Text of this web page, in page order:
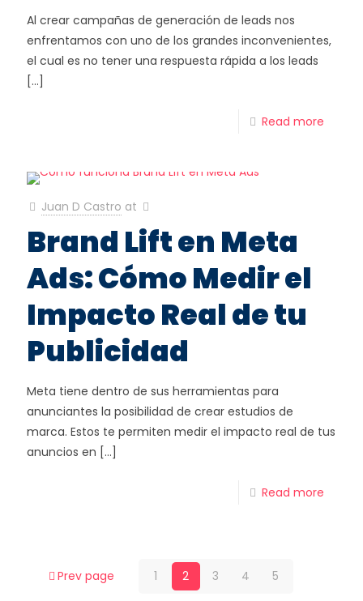
Al crear campañas de generación de leads nos
enfrentamos con uno de los grandes inconvenientes,
el cual es no tener una respuesta rápida a los leads
[…]
Read more
Juan D Castro at
Brand Lift en Meta
Ads: Cómo Medir el
Impacto Real de tu
Publicidad
Meta tiene dentro de sus herramientas para
anunciantes la posibilidad de crear estudios de
marca. Estos te permiten medir el impacto real de tus
anuncios en […]
Read more
Prev page 1 2 3 4 5